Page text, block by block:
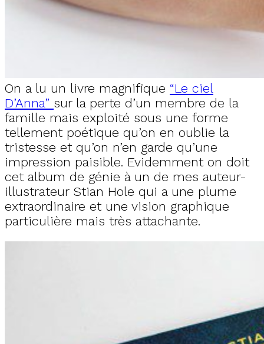
On a lu un livre magnifique “Le ciel
D’Anna” sur la perte d’un membre de la
famille mais exploité sous une forme
tellement poétique qu’on en oublie la
tristesse et qu’on n’en garde qu’une
impression paisible. Evidemment on doit
cet album de génie à un de mes auteur-
illustrateur Stian Hole qui a une plume
extraordinaire et une vision graphique
particulière mais très attachante.